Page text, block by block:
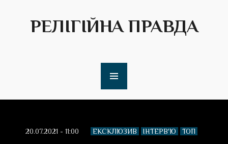
РЕЛІГІЙНА ПРАВДА
20.07.2021 - 11:00 ЕКСКЛЮЗИВ ІНТЕРВ'Ю ТОП